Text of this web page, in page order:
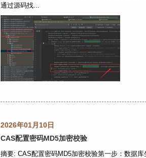
通过源码找...
2026年01月10日
CAS配置密码MD5加密校验
摘要: CAS配置密码MD5加密校验第一步：数据